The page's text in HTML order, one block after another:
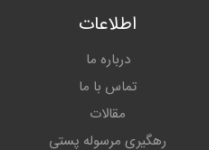
اطلاعات
درباره ما
تماس با ما
مقالات
رهگیری مرسوله پستی